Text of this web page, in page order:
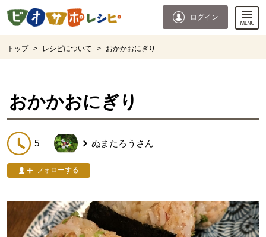
ページの先頭です。
ログイン
トップ > レシピについて > おかかおにぎり
おかかおにぎり
5 ぬまたろう さん
フォローする